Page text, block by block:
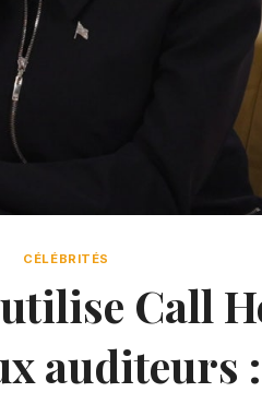
CÉLÉBRITÉS
Call
auditeurs :